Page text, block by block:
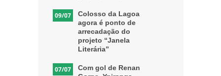
09/07
Colosso da Lagoa
agora é ponto de
arrecadação do
projeto “Janela
Literária”
07/07
Com gol de Renan